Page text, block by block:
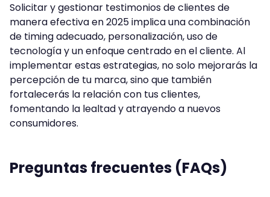
Solicitar y gestionar testimonios de clientes de
manera efectiva en 2025 implica una combinación
de timing adecuado, personalización, uso de
tecnología y un enfoque centrado en el cliente. Al
implementar estas estrategias, no solo mejorarás la
percepción de tu marca, sino que también
fortalecerás la relación con tus clientes,
fomentando la lealtad y atrayendo a nuevos
consumidores.
Preguntas frecuentes (FAQs)